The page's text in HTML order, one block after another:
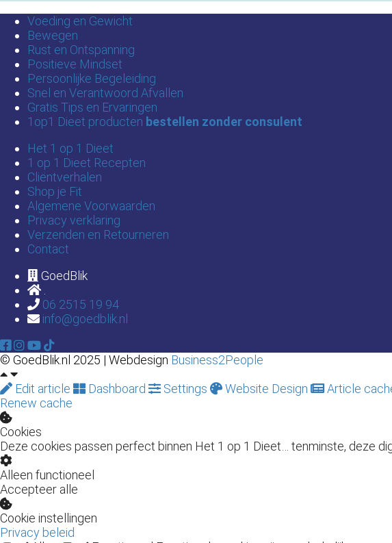
Voeding en Gewicht
Bewegen
Rust en Ontspanning
Positieve Mindset
Persoonlijke Begeleiding
Snel en Verantwoord Afvallen
Gratis Tips en Ervaringen
1op1 Dieet producten bestellen zonder consulent
Het 1 op 1 Dieet
1 op 1 Dieet Recepten
Cliëntverhalen
Shop je Fit
Algemene Voorwaarden
Privacy verklaring
Verzenden en Retourneren
Contact
GoedBlik
06 2515 19 94
info@goedblik.nl
© GoedBlik.nl 2025 | Webdesign Business2People
Edit article
Dashboard Settings Website Design
Article
Renew cache
Cookies
Deze cookies passen perfect binnen Het 1 op 1 Dieet… tenminste, deze
Alleen functioneel
Accepteer alle
Cookie instellingen
Privacy beleid